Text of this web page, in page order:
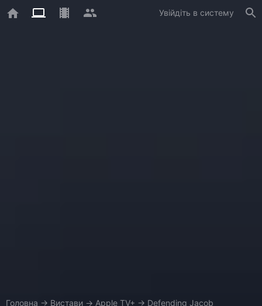
Увійдіть в систему
Головна → Вистави → Apple TV+ → Defending Jacob